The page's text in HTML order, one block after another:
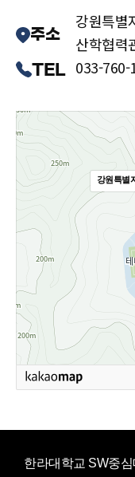
주소
강원특별
산학협력
TEL 033-760-
강원특별
한라대학교 SW중